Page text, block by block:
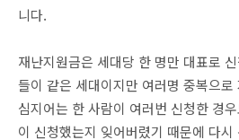
니다.
재난지원금은 세대당 한 명만 대표로
들이 같은 세대이지만 여러명 중복으
심지어는 한 사람이 여러번 신청한 경
이 신청했는지 잊어버렸기 때문에 다